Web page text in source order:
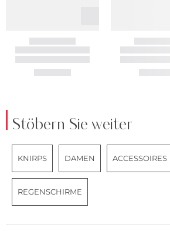
Stöbern Sie weiter
KNIRPS DAMEN ACCESSOIRES
REGENSCHIRME